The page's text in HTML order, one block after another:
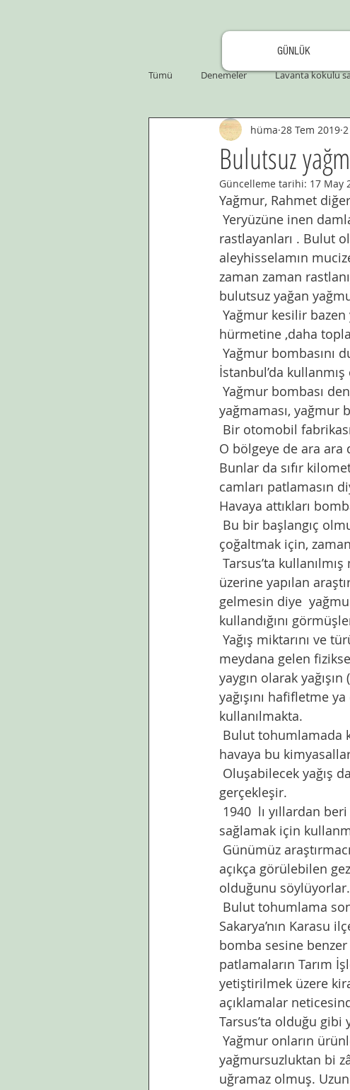
GÜNLÜK
Tümü
Denemeler Lavanta kokulu
Bulutsuz
hüma 28 Tem 2019
Güncelleme tarihi: 17 May
Yağmur, Rahmet
rastlayanları . Bulut
aleyhisselamın
zaman zaman
bulutsuz yağan
hürmetine ,daha
İstanbul’da
yağmaması, yağmur
Bir otomobil
O bölgeye de ara ara
Bunlar da sıfır
camları patlamasın
Havaya attıkları
çoğaltmak için,
üzerine yapılan
gelmesin diye
kullandığını
meydana gelen
yaygın olarak
yağışını hafifletme
kullanılmakta.
havaya bu
gerçekleşir.
sağlamak için
açıkça görülebilen
olduğunu söylüyorlar.
Sakarya’nın Karasu
bomba sesine
patlamaların Tarım
yetiştirilmek üzere
açıklamalar
Tarsus’ta olduğu
yağmursuzluktan bi
uğramaz olmuş.